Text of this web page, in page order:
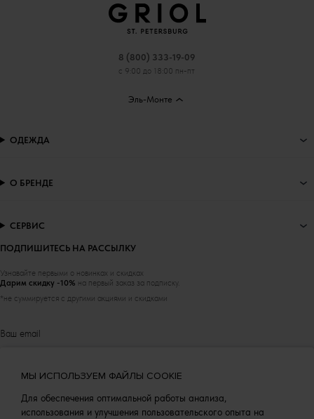
8 (800) 333-19-09
с 9:00 до 18:00 пн-пт
Эль-Монте
ПОДПИШИТЕСЬ НА РАССЫЛКУ
Узнавайте первыми о новинках и скидках
Дарим скидку -10% на первый заказ за подписку.
*не суммируется с другими акциями и скидками
Соглашаюсь на обработку персональных данных
ПОДПИСАТЬСЯ
ОДЕЖДА
О БРЕНДЕ
СЕРВИС
МЫ ИСПОЛЬЗУЕМ ФАЙЛЫ COOKIE
Для обеспечения оптимальной работы анализа,
использования и улучшения пользовательского опыта на